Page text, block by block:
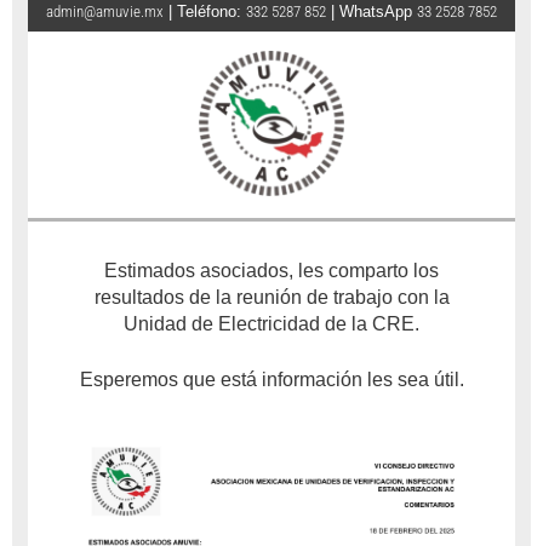
admin@amuvie.mx | Teléfono: 332 5287 852 | WhatsApp 33 2528 7852
Estimados asociados, les comparto los
resultados de la reunión de trabajo con la
Unidad de Electricidad de la CRE.
Esperemos que está información les sea útil.